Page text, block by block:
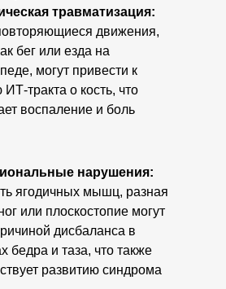
травматизация:
движения,
бег или езда на
могут привести к
тракта о кость, что
воспаление и боль
нарушения:
ягодичных мышц, разная
или плоскостопие могут
дисбаланса в
бедра и таза, что также
развитию синдрома